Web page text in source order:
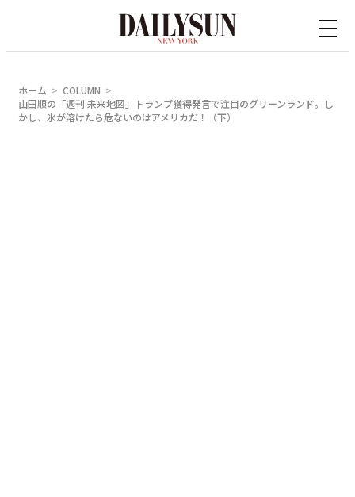
ホーム
COLUMN
山田順の「週刊 未来地図」トランプ獲得発言で注目のグリーンランド。し
かし、氷が溶けたら危ないのはアメリカだ！（下）